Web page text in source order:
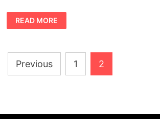
SET
TEPPANYAKI
DAN
LAZADA
READ MORE
Posts
pagination
Previous 1 2